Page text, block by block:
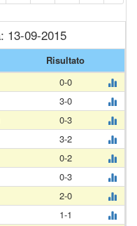
13-09-2015
Risultato
0-0
3-0
0-3
3-2
0-2
0-3
2-0
1-1